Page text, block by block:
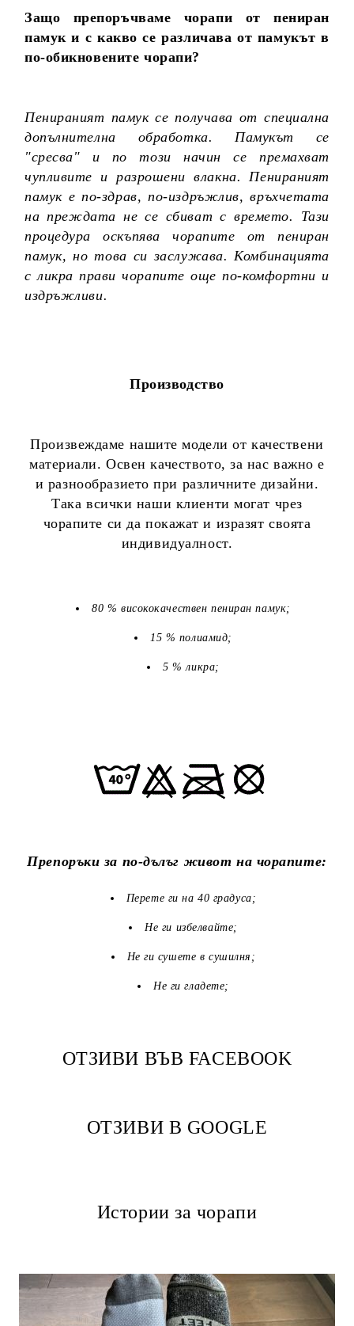
Защо препоръчваме чорапи от пениран
памук и с какво се различава от памукът в
по-обикновените чорапи?
Пенираният памук се получава от специална
допълнителна обработка. Памукът се
"сресва" и по този начин се премахват
чупливите и разрошени влакна. Пенираният
памук е по-здрав, по-издръжлив, връхчетата
на преждата не се сбиват с времето. Тази
процедура оскъпява чорапите от пениран
памук, но това си заслужава. Комбинацията
с ликра прави чорапите още по-комфортни и
издръжливи.
Производство
Произвеждаме нашите модели от качествени
материали. Освен качеството, за нас важно е
и разнообразието при различните дизайни.
Така всички наши клиенти могат чрез
чорапите си да покажат и изразят своята
индивидуалност.
80 % висококачествен пениран памук;
15 % полиамид;
5 % ликра;
Препоръки за по-дълъг живот на чорапите:
Перете ги на 40 градуса;
Не ги избелвайте;
Не ги сушете в сушилня;
Не ги гладете;
ОТЗИВИ ВЪВ FACEBOOK
ОТЗИВИ В GOOGLE
Истории за чорапи